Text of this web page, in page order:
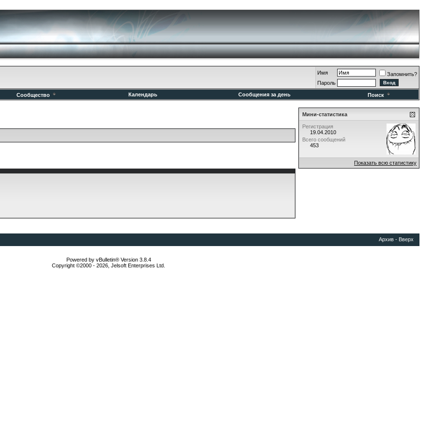
Имя
Запомнить?
Пароль
Сообщество Календарь Сообщения за день Поиск
Мини-статистика
Регистрация
19.04.2010
Всего сообщений
453
Показать всю статистику
Архив - Вверх
Powered by vBulletin® Version 3.8.4
Copyright ©2000 - 2026, Jelsoft Enterprises Ltd.